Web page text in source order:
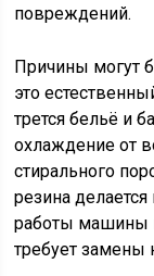
повреждений.
Причины могут
это
трется бельё и
охлаждение от
стирального
резина
работы машины
требует замены